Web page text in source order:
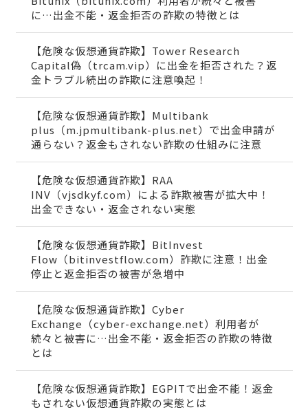
に…出金不能・返金拒否の詐欺の特徴とは
【危険な仮想通貨詐欺】Tower Research
Capital偽（trcam.vip）に出金を拒否された？返
金トラブル続出の詐欺に注意喚起！
【危険な仮想通貨詐欺】Multibank
plus（m.jpmultibank-plus.net）で出金申請が
通らない？返金もされない詐欺の仕組みに注意
【危険な仮想通貨詐欺】RAA
INV（vjsdkyf.com）による詐欺被害が拡大中！
出金できない・返金されない実態
【危険な仮想通貨詐欺】BitInvest
Flow（bitinvestflow.com）詐欺に注意！出金
停止と返金拒否の被害が急増中
【危険な仮想通貨詐欺】Cyber
Exchange（cyber-exchange.net）利用者が
続々と被害に…出金不能・返金拒否の詐欺の特徴
とは
【危険な仮想通貨詐欺】EGPITで出金不能！返金
もされない仮想通貨詐欺の実態とは